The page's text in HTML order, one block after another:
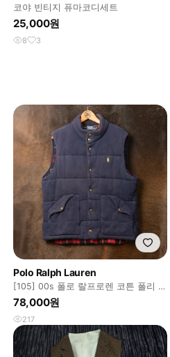
코야 빈티지 퓨마코디세트
25,000원
8 3
Polo Ralph Lauren
[105] 00s 폴로 랄프로렌 코튼 폴리 퀼
티드 베스트 네이비
78,000원
217